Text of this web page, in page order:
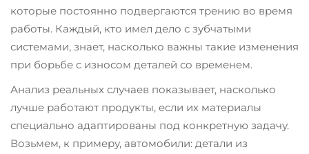
которые постоянно подвергаются трению во время
работы. Каждый, кто имел дело с зубчатыми
системами, знает, насколько важны такие изменения
при борьбе с износом деталей со временем.
Анализ реальных случаев показывает, насколько
лучше работают продукты, если их материалы
специально адаптированы под конкретную задачу.
Возьмем, к примеру, автомобили: детали из